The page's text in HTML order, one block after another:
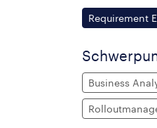
Requirement
Business